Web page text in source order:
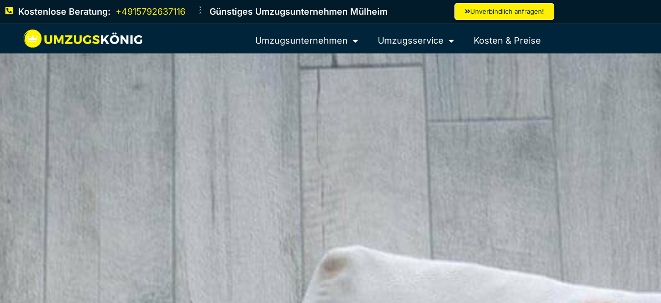
Kostenlose Beratung: +4915792637116 Günstiges Umzugsunternehmen Mülheim Unverbindlich anfragen!
Umzugsunternehmen Umzugsservice Kosten & Preise